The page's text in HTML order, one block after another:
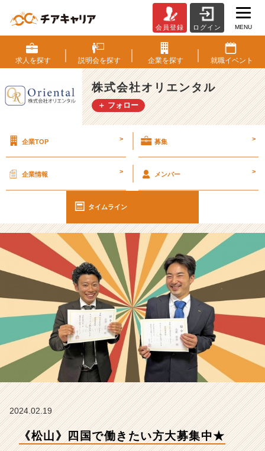
山》
四
国
で
働
き
大
中
★
式
会
社
オ
リ
エ
ン
タ
ル
の
タ
イ
ム
|
ベ
会員登録 ログイン MENU
求人を探す 説明会を探す 企業を探す 就職イベント
株式会社オリエンタル
＋ フォロー
企業TOP > 募集 >
企業情報 > メンバー >
タイムライン
2024.02.19
《松山》四国で働きたい方大募集中★